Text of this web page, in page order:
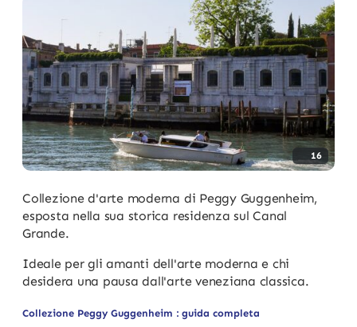
16
Collezione d'arte moderna di Peggy Guggenheim,
esposta nella sua storica residenza sul Canal
Grande.
Ideale per gli amanti dell'arte moderna e chi
desidera una pausa dall'arte veneziana classica.
Collezione Peggy Guggenheim : guida completa